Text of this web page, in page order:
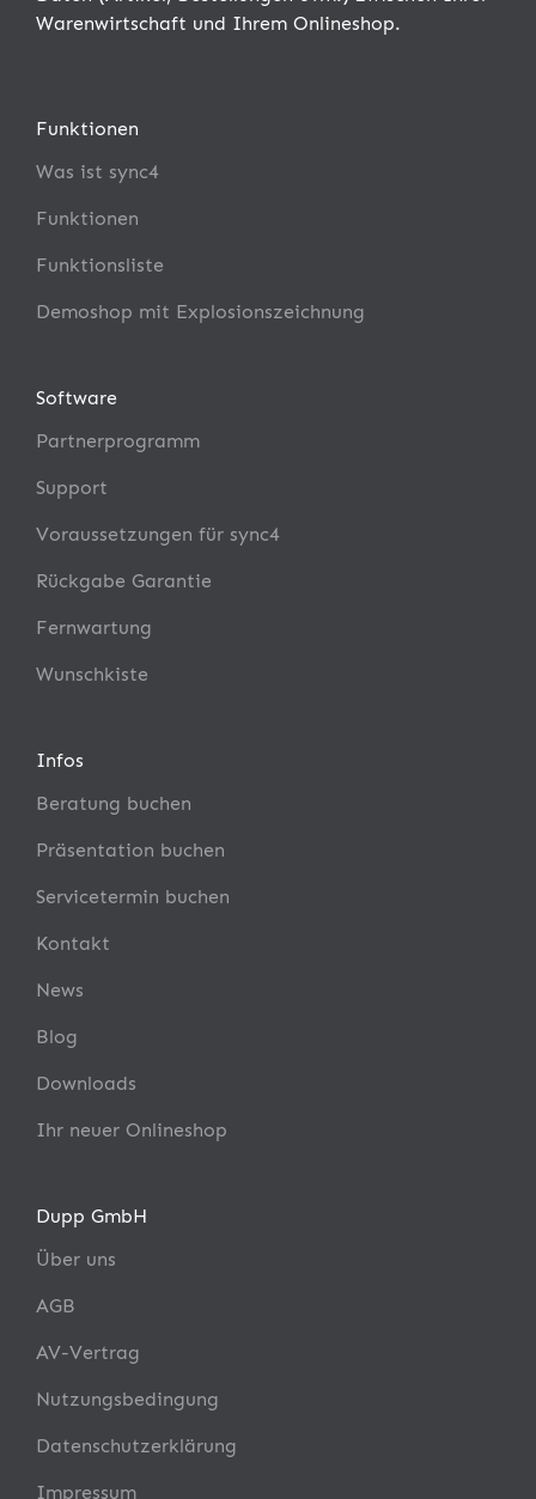
Warenwirtschaft und Ihrem Onlineshop.
Funktionen
Was ist sync4
Funktionen
Funktionsliste
Demoshop mit Explosionszeichnung
Software
Partnerprogramm
Support
Voraussetzungen für sync4
Rückgabe Garantie
Fernwartung
Wunschkiste
Infos
Beratung buchen
Präsentation buchen
Servicetermin buchen
Kontakt
News
Blog
Downloads
Ihr neuer Onlineshop
Dupp GmbH
Über uns
AGB
AV-Vertrag
Nutzungsbedingung
Datenschutzerklärung
Impressum